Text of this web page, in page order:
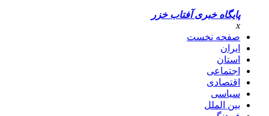
پایگاه خبری آفتاب خزر
x
صفحه نخست
ایران
استان
اجتماعی
اقتصادی
سیاسی
بین الملل